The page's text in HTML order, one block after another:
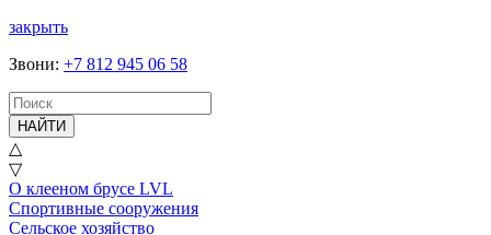
закрыть
Звони: +7 812 945 06 58
НАЙТИ
△
▽
О клееном брусе LVL
Спортивные сооружения
Сельское хозяйство